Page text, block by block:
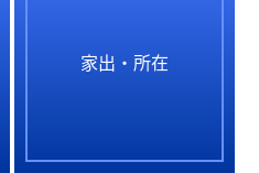
家出・所在